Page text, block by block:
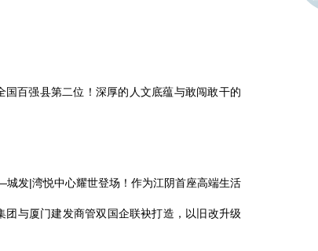
百强县第二位！深厚的人文底蕴与敢闯敢干的
城发|湾悦中心耀世登场！作为江阴首座高端生活
团与厦门建发商管双国企联袂打造，以旧改升级